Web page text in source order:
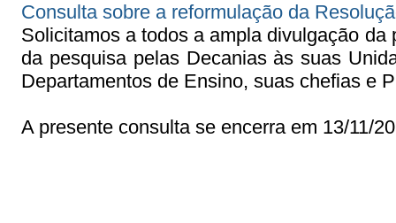
Consulta sobre a reformulação da
Solicitamos a todos a ampla divulgação
da pesquisa pelas Decanias às suas
Departamentos de Ensino, suas chefias e
A presente consulta se encerra em 13/11/